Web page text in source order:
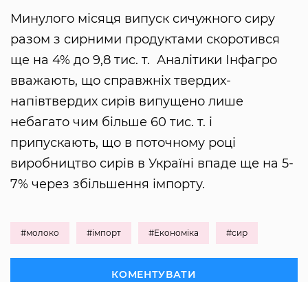
Минулого місяця випуск сичужного сиру
разом з сирними продуктами скоротився
ще на 4% до 9,8 тис. т. Аналітики Інфагро
вважають, що справжніх твердих-
напівтвердих сирів випущено лише
небагато чим більше 60 тис. т. і
припускають, що в поточному році
виробництво сирів в Україні впаде ще на 5-
7% через збільшення імпорту.
#молоко #імпорт #Економіка #сир
КОМЕНТУВАТИ